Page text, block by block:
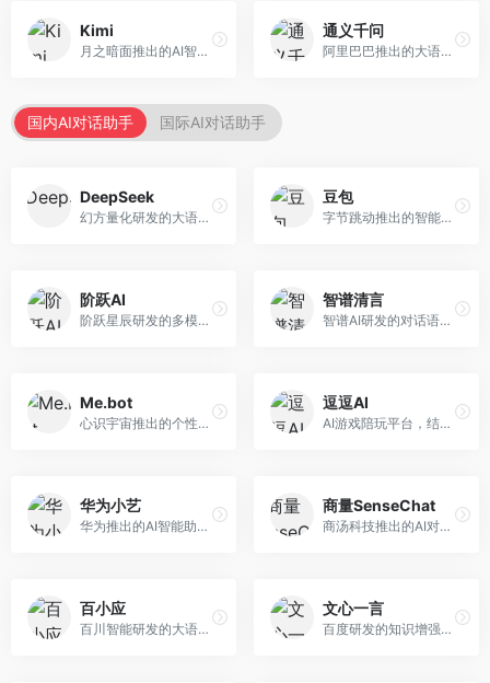
Kimi
月之暗面推出的AI智能助手，核心优势在于超长文本处理能力，支持20万字以上文档分析。面向学术研究者、职场人士和内容创作者，提供文档解读、PPT生成、联网搜索等综合服务。
通义千问
阿里巴巴推出的大语言模型平台，提供对话问答、文档处理、图像理解、代码编写等全方位AI服务。面向企业用户和个人开发者，集成阿里云生态，支持多模态交互，企业级安全保障。
国内AI对话助手 国际AI对话助手
DeepSeek
幻方量化研发的大语言模型平台，专注于深度推理和代码生成能力。面向开发者、研究人员和技术爱好者，提供强大的逻辑推理和数学计算功能，开源生态完善，API接口友好。
豆包
字节跳动推出的智能对话助手平台，提供文本创作、知识问答、英语学习等多种AI服务。面向普通用户和内容创作者，支持多轮对话和文件解析，免费使用，响应速度快，中文理解能力强。
阶跃AI
阶跃星辰研发的多模态大模型平台，支持文本、图像、视频的综合理解与生成。面向创作者和企业客户，提供内容创作、智能分析等服务，多模态能力突出。
智谱清言
智谱AI研发的对话语言模型，支持中英双语交互。面向中文用户和开发者，提供知识问答、代码编写、文档解读等服务，开源生态完善，学术研究背景深厚。
Me.bot
心识宇宙推出的个性化AI伴侣，专注于情感交互和个人助理服务。面向个人用户，支持日程管理、情感陪伴、知识问答等功能，交互体验人性化。
逗逗AI
AI游戏陪玩平台，结合游戏理解和自然语言交互技术。面向游戏玩家，提供游戏攻略、陪玩互动、社交聊天等服务，游戏知识丰富，互动体验有趣。
华为小艺
华为推出的AI智能助手网页端，深度整合鸿蒙生态和华为云服务。面向华为设备用户，支持语音交互、智能问答、设备控制等功能，与华为硬件生态无缝衔接。
商量SenseChat
商汤科技推出的AI对话平台，结合计算机视觉和自然语言处理技术。面向企业用户和开发者，支持多模态交互，视觉理解能力强，适合智能客服和内容创作场景。
百小应
百川智能研发的大语言模型助手，专注于中文理解和生成。面向中文用户，提供知识问答、文本创作、代码辅助等服务，模型参数规模大，中文表达流畅自然。
文心一言
百度研发的知识增强大语言模型，深度融合百度知识图谱和搜索能力。面向中文用户，提供知识问答、文本创作、逻辑推理等服务，中文语境理解准确，知识覆盖面广。